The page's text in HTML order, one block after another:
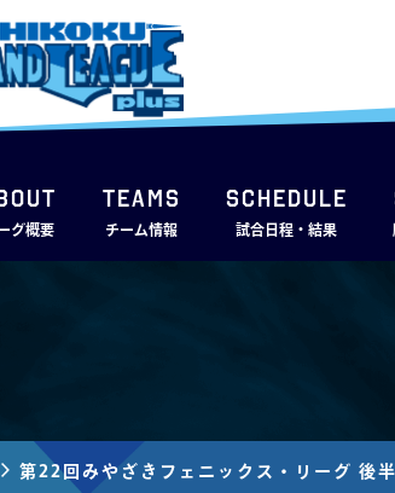
グ概要
TEAMS
チーム情報
SCHEDULE
試合日程・結果
第22回みやざきフェニックス・リーグ 後